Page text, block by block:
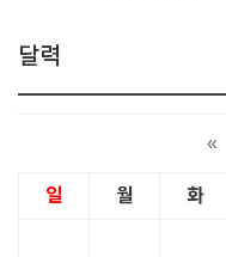
달력
«
일 월 화